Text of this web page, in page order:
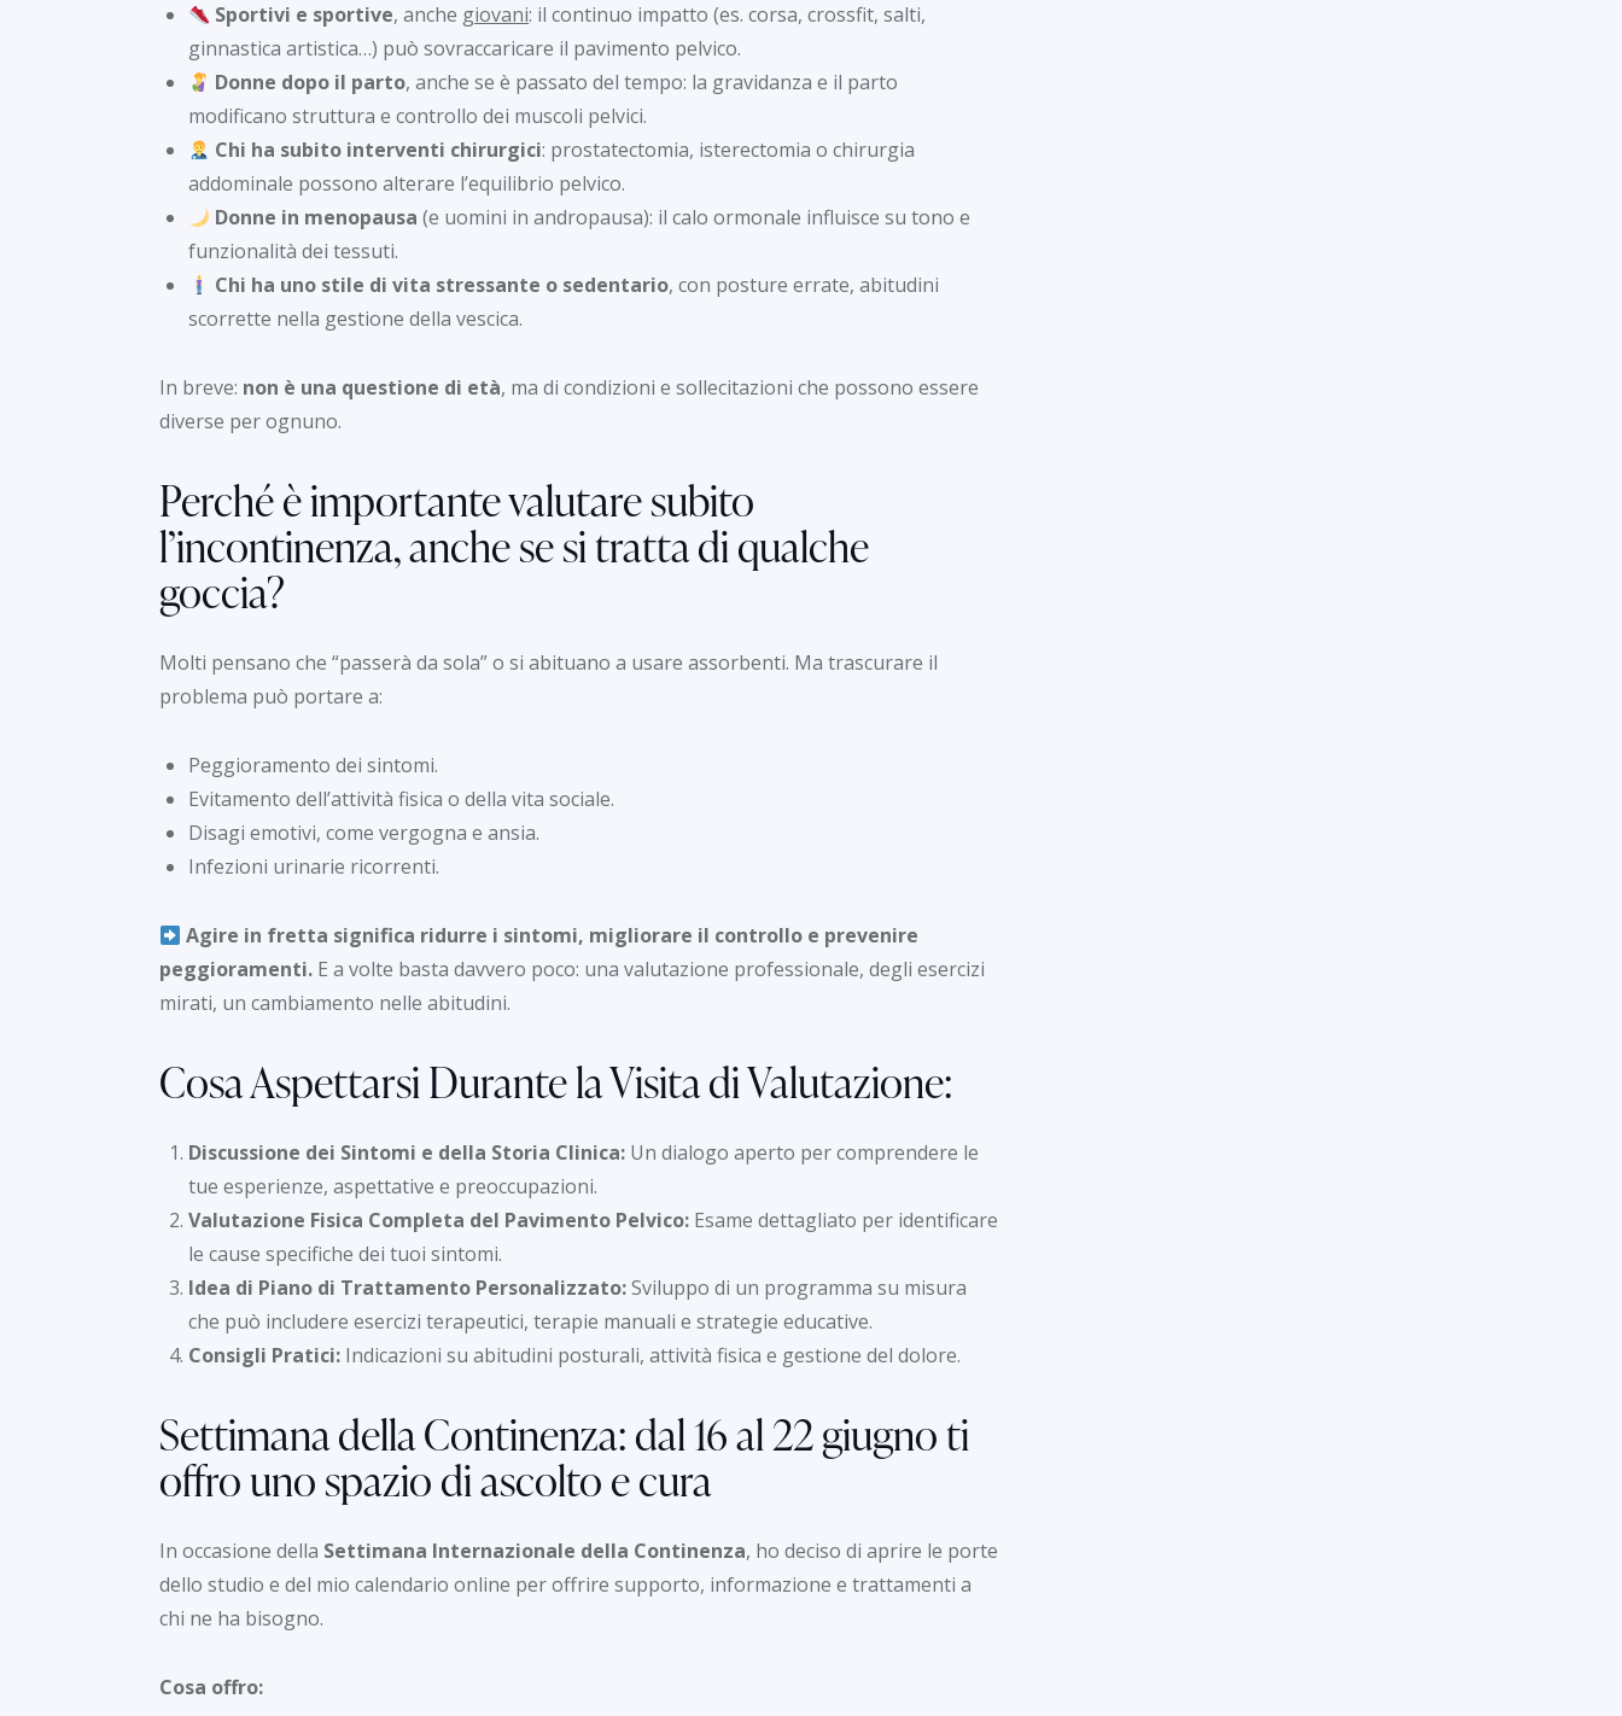
Sportivi e sportive, anche giovani: il continuo impatto (es. corsa, crossfit, salti,
ginnastica artistica…) può sovraccaricare il pavimento pelvico.
Donne dopo il parto, anche se è passato del tempo: la gravidanza e il parto
modificano struttura e controllo dei muscoli pelvici.
Chi ha subito interventi chirurgici: prostatectomia, isterectomia o chirurgia
addominale possono alterare l’equilibrio pelvico.
Donne in menopausa (e uomini in andropausa): il calo ormonale influisce su tono e
funzionalità dei tessuti.
Chi ha uno stile di vita stressante o sedentario, con posture errate, abitudini
scorrette nella gestione della vescica.
In breve: non è una questione di età, ma di condizioni e sollecitazioni che possono essere
diverse per ognuno.
Perché è importante valutare subito
l’incontinenza, anche se si tratta di qualche
goccia?
Molti pensano che “passerà da sola” o si abituano a usare assorbenti. Ma trascurare il
problema può portare a:
Peggioramento dei sintomi.
Evitamento dell’attività fisica o della vita sociale.
Disagi emotivi, come vergogna e ansia.
Infezioni urinarie ricorrenti.
Agire in fretta significa ridurre i sintomi, migliorare il controllo e prevenire
peggioramenti. E a volte basta davvero poco: una valutazione professionale, degli esercizi
mirati, un cambiamento nelle abitudini.
Cosa Aspettarsi Durante la Visita di Valutazione:
Discussione dei Sintomi e della Storia Clinica: Un dialogo aperto per comprendere le
tue esperienze, aspettative e preoccupazioni.
Valutazione Fisica Completa del Pavimento Pelvico: Esame dettagliato per identificare
le cause specifiche dei tuoi sintomi.
Idea di Piano di Trattamento Personalizzato:Sviluppo di un programma su misura
che può includere esercizi terapeutici, terapie manuali e strategie educative.
Consigli Pratici: Indicazioni su abitudini posturali, attività fisica e gestione del dolore.
Settimana della Continenza: dal 16 al 22 giugno ti
offro uno spazio di ascolto e cura
In occasione della Settimana Internazionale della Continenza, ho deciso di aprire le porte
dello studio e del mio calendario online per offrire supporto, informazione e trattamenti a
chi ne ha bisogno.
Cosa offro: